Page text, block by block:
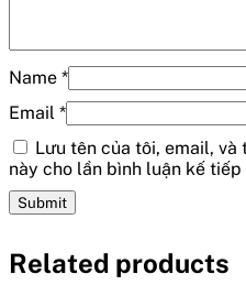
Name *
Email *
Lưu tên của tôi, email,
này cho lần bình luận kế tiếp
Related products